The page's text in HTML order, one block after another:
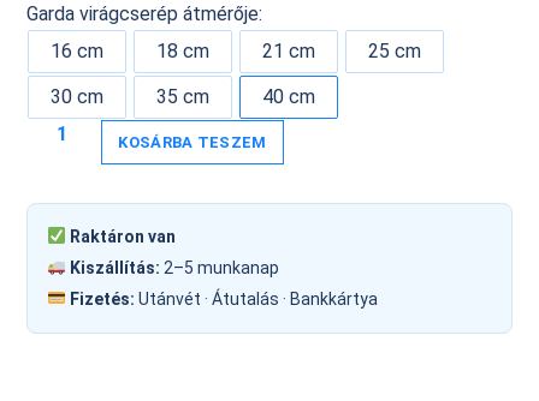
Garda virágcserép átmérője:
16 cm
18 cm 21 cm
25 cm
30 cm
35 cm 40 cm
KOSÁRBA TESZEM
Raktáron van
Kiszállítás: 2–5 munkanap
Fizetés: Utánvét · Átutalás · Bankkártya